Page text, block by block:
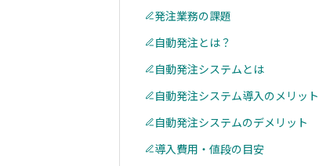
発注業務の課題
自動発注とは？
自動発注システムとは
自動発注システム導入のメリット
自動発注システムのデメリット
導入費用・値段の目安